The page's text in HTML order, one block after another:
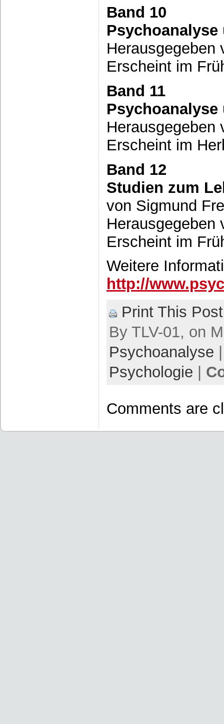
Band 10
Herausgegeben
Erscheint im
Band 11
Herausgegeben
Erscheint im
Band 12
Studien zum
von Sigmund
Herausgegeben
Erscheint im
Weitere
http://
Print This Post
By TLV-01, on
Psychoanalyse
Psychologie
Comments are